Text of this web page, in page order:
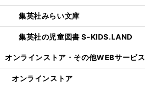
集英社みらい文庫
集英社の児童図書 S-KIDS.LAND
オンラインストア・ その他WEBサービス
オンラインストア